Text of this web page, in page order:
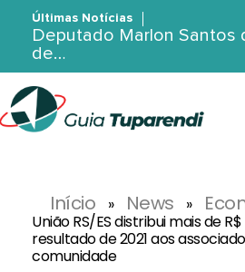
Últimas Notícias
Deputado Marlon Santos
de…
Início » News »
União RS/ES distribui mais de
resultado de 2021 aos
comunidade